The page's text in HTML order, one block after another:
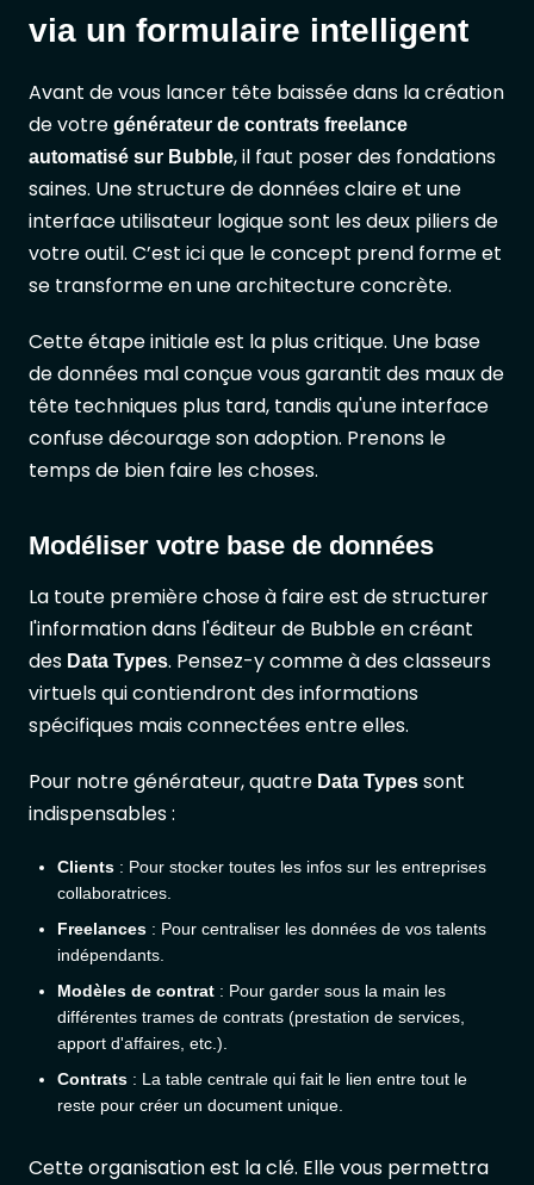
via un formulaire intelligent
Avant de vous lancer tête baissée dans la création
de votre générateur de contrats freelance
automatisé sur Bubble, il faut poser des fondations
saines. Une structure de données claire et une
interface utilisateur logique sont les deux piliers de
votre outil. C’est ici que le concept prend forme et
se transforme en une architecture concrète.
Cette étape initiale est la plus critique. Une base
de données mal conçue vous garantit des maux de
tête techniques plus tard, tandis qu'une interface
confuse décourage son adoption. Prenons le
temps de bien faire les choses.
Modéliser votre base de données
La toute première chose à faire est de structurer
l'information dans l'éditeur de Bubble en créant
des Data Types. Pensez-y comme à des classeurs
virtuels qui contiendront des informations
spécifiques mais connectées entre elles.
Pour notre générateur, quatre Data Types sont
indispensables :
Clients : Pour stocker toutes les infos sur les entreprises
collaboratrices.
Freelances : Pour centraliser les données de vos talents
indépendants.
Modèles de contrat : Pour garder sous la main les
différentes trames de contrats (prestation de services,
apport d'affaires, etc.).
Contrats : La table centrale qui fait le lien entre tout le
reste pour créer un document unique.
Cette organisation est la clé. Elle vous permettra